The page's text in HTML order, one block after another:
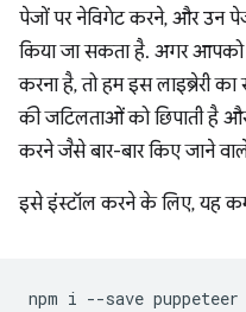
पेजों पर नेविगेट करने, और उन
किया जा सकता है. अगर आपको
करना है, तो हम इस लाइब्रेरी
की जटिलताओं को छिपाती है
करने जैसे बार-बार किए जाने
इसे इंस्टॉल करने के लिए, यह
npm i --save